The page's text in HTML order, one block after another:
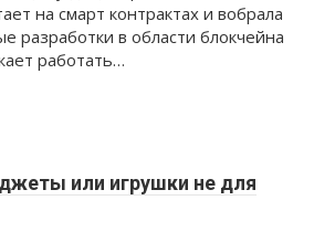
на смарт контрактах и вобрала
разработки в области блокчейна
работать…
или игрушки не для